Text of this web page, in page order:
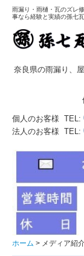
営業品目
葺き替えの
ドローン屋根
瓦ガーデニン
太陽光発電
雨漏り・雨樋・瓦のズレ
事なら経験と実績の孫七
奈良県の雨漏り、
個人のお客様 TEL:
法人のお客様 TEL:
ホーム メディア紹